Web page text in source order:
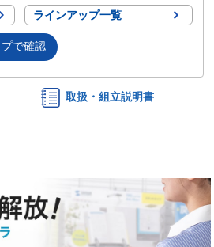
ラインアップ一覧
で確認
取扱・組立説明書